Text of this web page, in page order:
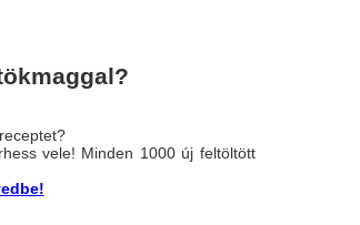
vele! Minden 1000 új feltöltött